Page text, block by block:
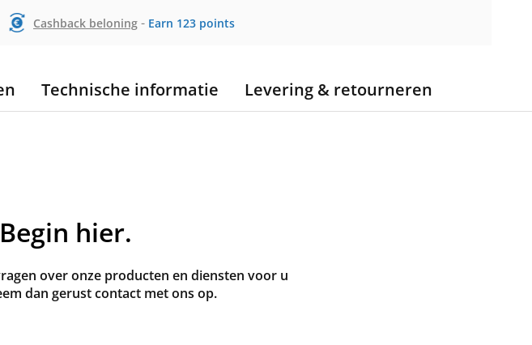
Cashback beloning - Earn 123 points
Technische informatie Levering & retourneren
hier.
over onze producten en diensten voor u
dan gerust contact met ons op.